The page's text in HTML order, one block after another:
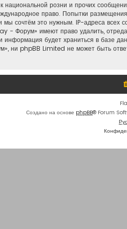
национальной розни и прочих
право. Попытки
мы сочтём это нужным. IP-адреса всех
- Форум» имеют право удалить,
информация будет храниться в базе
ни phpBB Limited не может быть
Создано на основе phpBB® Forum